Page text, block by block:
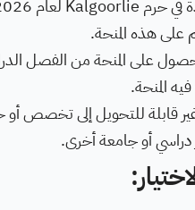
على هذه المنحة.
على المنحة من الفصل
المنحة.
غير قابلة للتحويل إلى تخصص
دراسي أو جامعة أخرى.